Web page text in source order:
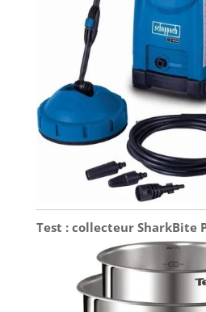
Test : collecteur SharkBite